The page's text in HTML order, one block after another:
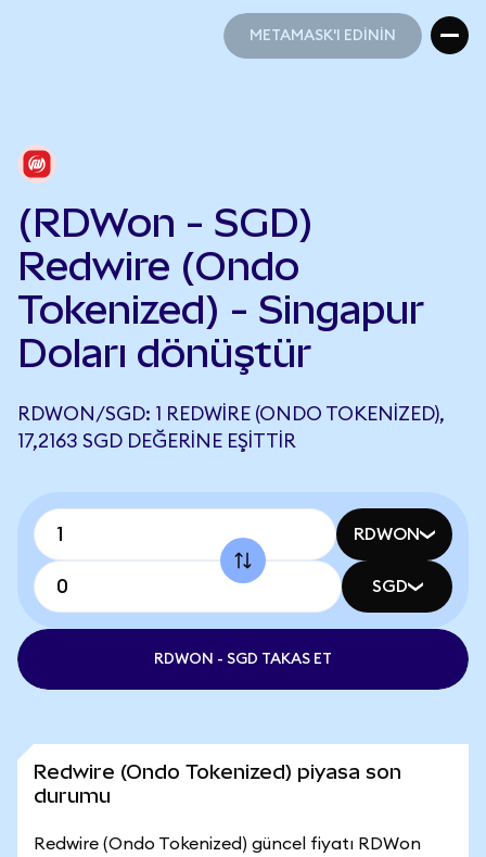
METAMASK'I EDİNİN
(RDWon - SGD)
Redwire (Ondo
Tokenized) - Singapur
Doları dönüştür
RDWON/SGD: 1 REDWIRE (ONDO TOKENIZED),
17,2163 SGD DEĞERINE EŞITTIR
RDWON
SGD
RDWON - SGD TAKAS ET
Redwire (Ondo Tokenized) piyasa son
durumu
Redwire (Ondo Tokenized) güncel fiyatı RDWon